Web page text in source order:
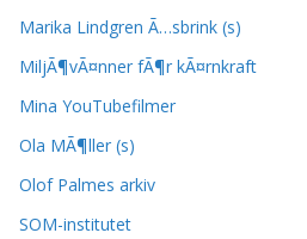
Marika Lindgren Ã…sbrink (s)
MiljÃ¶vÃ¤nner fÃ¶r kÃ¤rnkraft
Mina YouTubefilmer
Ola MÃ¶ller (s)
Olof Palmes arkiv
SOM-institutet